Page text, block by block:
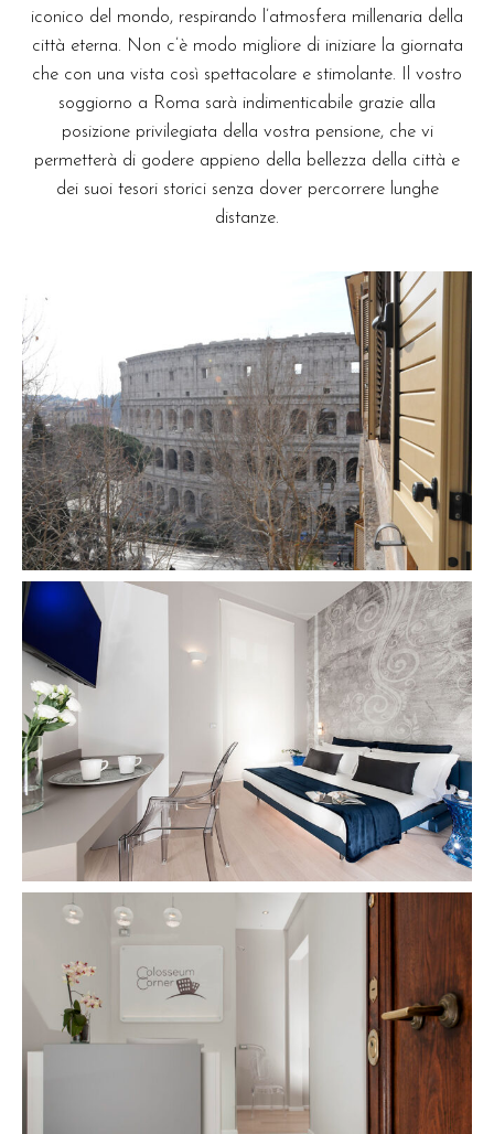
iconico del mondo, respirando l’atmosfera millenaria della
città eterna. Non c’è modo migliore di iniziare la giornata
che con una vista così spettacolare e stimolante. Il vostro
soggiorno a Roma sarà indimenticabile grazie alla
posizione privilegiata della vostra pensione, che vi
permetterà di godere appieno della bellezza della città e
dei suoi tesori storici senza dover percorrere lunghe
distanze.